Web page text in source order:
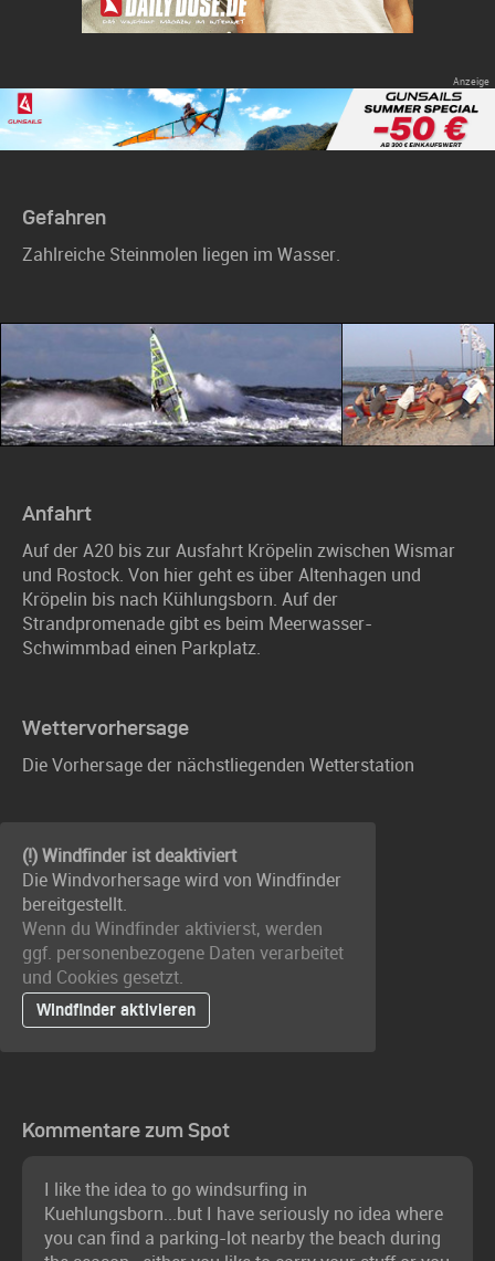
Gefahren
Zahlreiche Steinmolen liegen im Wasser.
Anfahrt
Auf der A20 bis zur Ausfahrt Kröpelin zwischen Wismar
und Rostock. Von hier geht es über Altenhagen und
Kröpelin bis nach Kühlungsborn. Auf der
Strandpromenade gibt es beim Meerwasser-
Schwimmbad einen Parkplatz.
Wettervorhersage
Die Vorhersage der nächstliegenden Wetterstation
(!) Windfinder ist deaktiviert
Die Windvorhersage wird von Windfinder
bereitgestellt.
Wenn du Windfinder aktivierst, werden
ggf. personenbezogene Daten verarbeitet
und Cookies gesetzt.
Windfinder aktivieren
Kommentare zum Spot
I like the idea to go windsurfing in
Kuehlungsborn...but I have seriously no idea where
you can find a parking-lot nearby the beach during